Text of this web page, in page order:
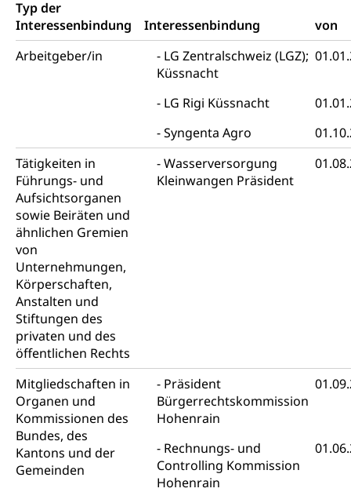
Typ der
Interessenbindung
Interessenbindung
von
Arbeitgeber/in
LG Zentralschweiz (LGZ);
Küssnacht
LG Rigi Küssnacht
Syngenta Agro
Tätigkeiten in
Führungs- und
Aufsichtsorganen
sowie Beiräten und
ähnlichen Gremien
von
Unternehmungen,
Körperschaften,
Anstalten und
Stiftungen des
privaten und des
öffentlichen Rechts
Wasserversorgung
Kleinwangen Präsident
Mitgliedschaften in
Organen und
Kommissionen des
Bundes, des
Kantons und der
Gemeinden
Präsident
Bürgerrechtskommission
Hohenrain
Rechnungs- und
Controlling Kommission
Hohenrain
Arbeitslosenversicherung (WAS Luzern)
Invalidenversicherung (WAS Luzern)
Soziale Sicherheit
Sucht
Gesundheitsversorgung, Spital, Pflegeinitiative,
Ambulant vor stationär, AVOS, Patientendossier
Gesundheitsversorgung
AHV / IV
Sozialversicherung, Vorsorgeeinrichtung,
Säule, Hilflosenentschädigung,
Ergänzungsleistungen, Altersvorsorge,
Todesfallversicherung
Hilfslosenentschädigung (WAS Luzern)
AHV-Hinterlassenenrente (WAS Luzern)
Informationsstelle AHV/IV
Ergänzungsleistungen (EL) (WAS Luzern)
AHV-Altersrente (WAS Luzern)
IV-Leistungen (WAS Luzern)
Behinderung
Körperbehinderung, körperliche Behinderung,
geistige Behinderung, psychische Behinderung,
Erwerbsunfähigkeit, Behinderte
Menschen mit Behinderungen
Kultur und Medien
Archive und Bibliotheken
Bücher, Bundesarchiv, Landesbibliothek
Staatsarchiv Luzern
Zentral- und Hochschulbibliothek
Archiv der Denkmalpflege
Kulturelle Einrichtungen
Museen, Theater, Bibliotheken
Dienststelle Kultur
Kulturförderung